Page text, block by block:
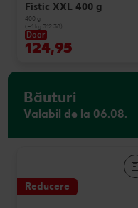
Fistic XXL 400 g
400 g
(=1 kg 312.38)
Doar
124,95
Băuturi
Valabil de la 06.08.
Reducere